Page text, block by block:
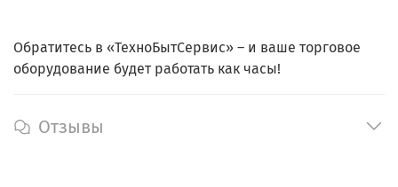
Обратитесь в «ТехноБытСервис» – и ваше торговое
оборудование будет работать как часы!
Отзывы